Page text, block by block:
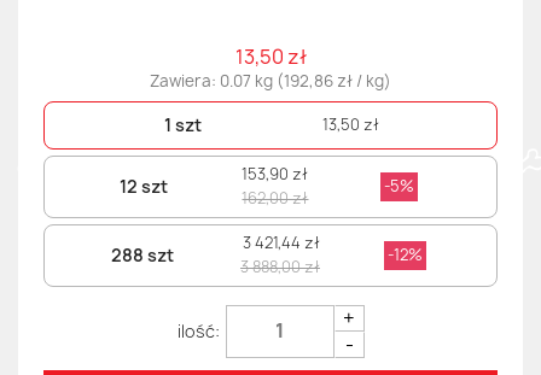
13,50 zł
Zawiera: 0.07 kg (192,86 zł / kg)
1 szt 13,50 zł
12 szt
153,90 zł
162,00 zł
-5%
288 szt
3 421,44 zł
3 888,00 zł
-12%
+
-